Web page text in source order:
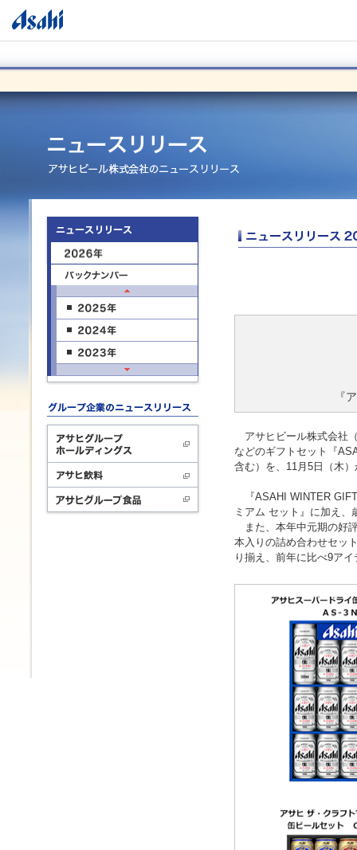
『
アサヒビール株式会社
などのギフトセット『
含む）を、11月5日（木
『ASAHI WINTER
ミアム セット』に加え
また、本年中元期の好
本入りの詰め合わせセッ
り揃え、前年に比べ9ア